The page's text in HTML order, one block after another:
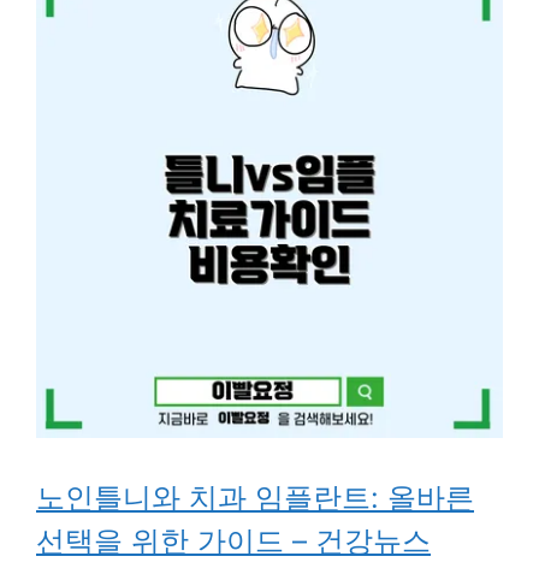
노인틀니와 치과 임플란트: 올바른
선택을 위한 가이드 – 건강뉴스